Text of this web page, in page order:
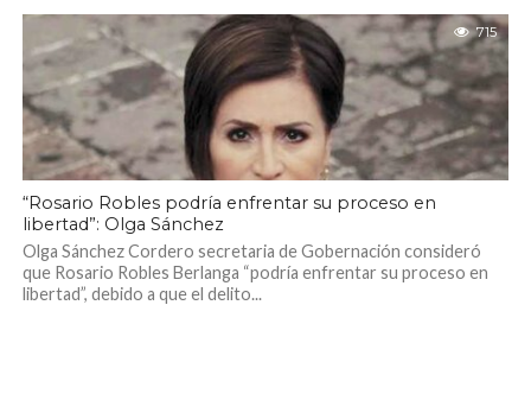
715
“Rosario Robles podría enfrentar su proceso en
libertad”: Olga Sánchez
Olga Sánchez Cordero secretaria de Gobernación consideró
que Rosario Robles Berlanga “podría enfrentar su proceso en
libertad”, debido a que el delito...